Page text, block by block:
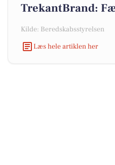
TrekantBrand:
Kilde: Beredskabsstyrelsen
Læs hele artiklen her